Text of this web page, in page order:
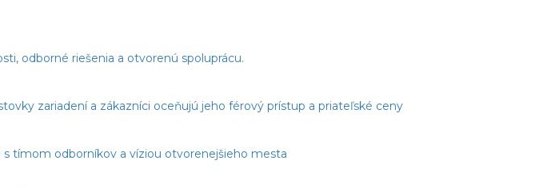
odborné riešenia a otvorenú spoluprácu.
zariadení a zákazníci oceňujú jeho férový prístup a priateľské ceny
s tímom odborníkov a víziou otvorenejšieho mesta